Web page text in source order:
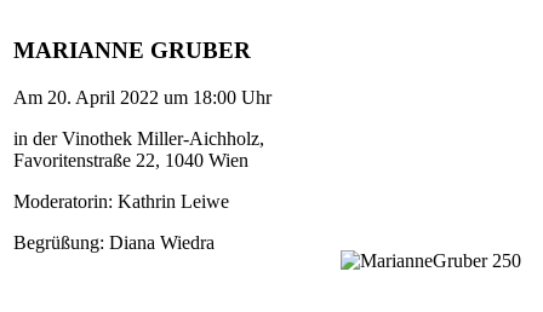
MARIANNE GRUBER
Am 20. April 2022 um 18:00 Uhr
in der Vinothek Miller-Aichholz,
Favoritenstraße 22, 1040 Wien
Moderatorin: Kathrin Leiwe
Begrüßung: Diana Wiedra